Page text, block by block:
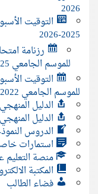
2026
التوقيت
2025-2026
رزنامة
للموسم الجامعي 2025-2026
التوقيت
للموسم الجامعي 2022-2023
الدليل
الدليل
الدروس
استمارات
منصة التعليم
المكتبة
فضاء الطالب